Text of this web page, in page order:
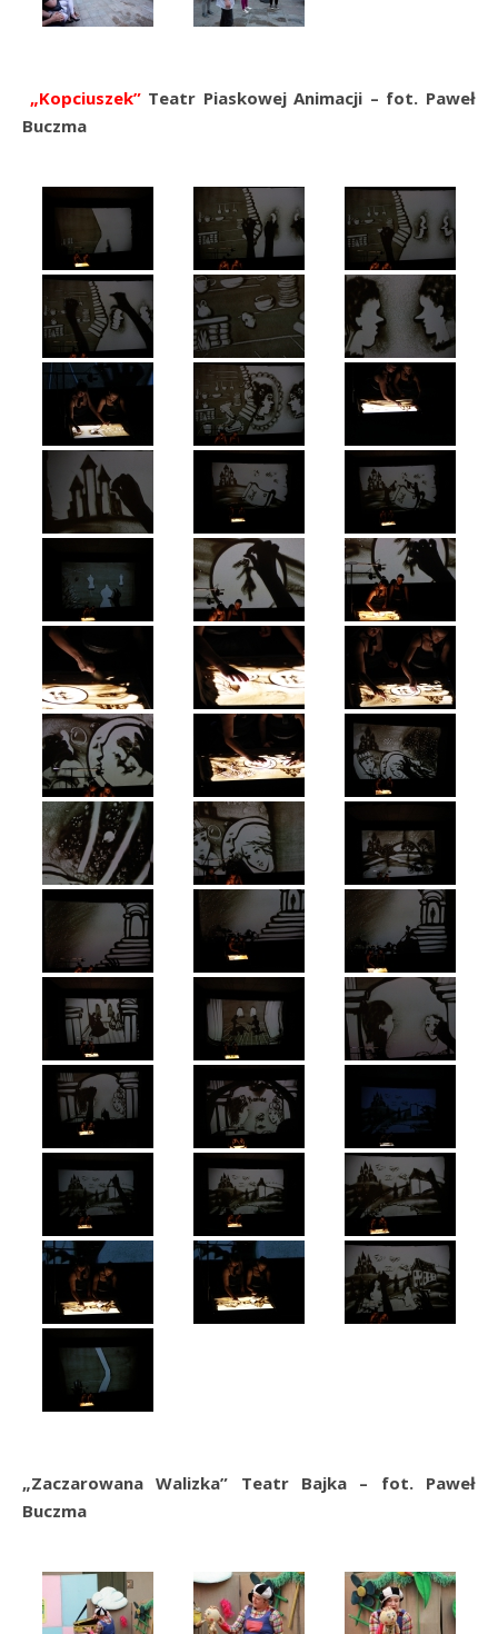
„Kopciuszek”Teatr Piaskowej Animacji – fot. Paweł
Buczma
„Zaczarowana Walizka” Teatr Bajka – fot. Paweł
Buczma